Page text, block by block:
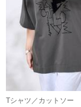
Tシャツ／カットソー